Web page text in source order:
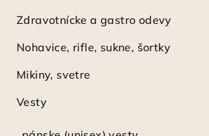
Zdravotnícke a gastro odevy
Nohavice, rifle, sukne, šortky
Mikiny, svetre
Vesty